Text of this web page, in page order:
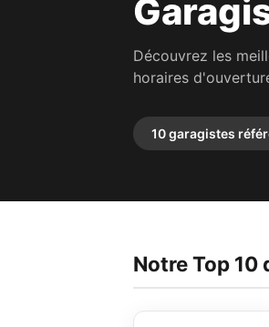
Découvrez les
horaires
10 garagistes
Notre Top